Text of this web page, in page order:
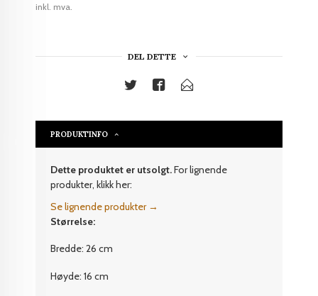
inkl. mva.
DEL DETTE
PRODUKTINFO
Dette produktet er utsolgt.For lignende
produkter, klikk her:
Se lignende produkter →
Størrelse:
Bredde: 26 cm
Høyde: 16 cm